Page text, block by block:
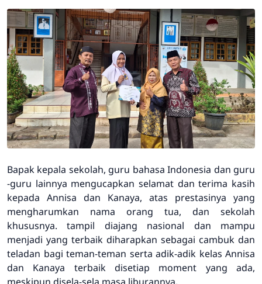
Bapak kepala sekolah, guru bahasa Indonesia dan guru
-guru lainnya mengucapkan selamat dan terima kasih
kepada Annisa dan Kanaya, atas prestasinya yang
mengharumkan nama orang tua, dan sekolah
khususnya. tampil diajang nasional dan mampu
menjadi yang terbaik diharapkan sebagai cambuk dan
teladan bagi teman-teman serta adik-adik kelas Annisa
dan Kanaya terbaik disetiap moment yang ada,